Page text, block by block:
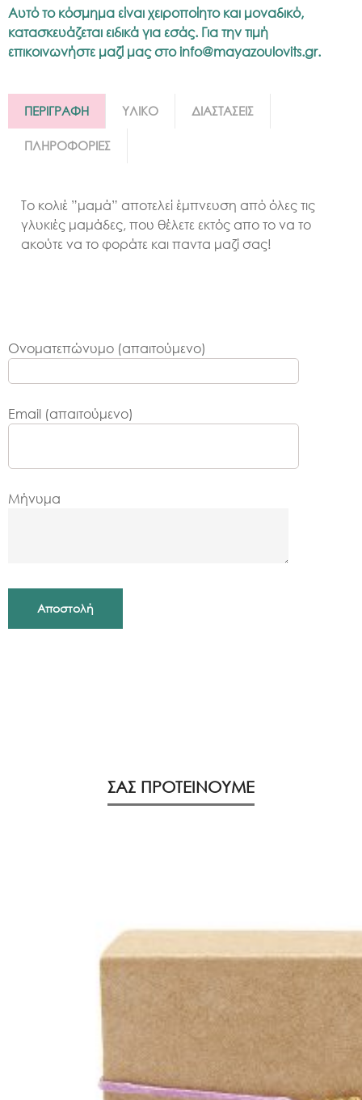
Αυτό το κόσμημα είναι χειροποίητο και μοναδικό,
κατασκευάζεται ειδικά για εσάς. Για την τιμή
επικοινωνήστε μαζί μας στοinfo@mayazoulovits.gr.
ΠΕΡΙΓΡΑΦΗ ΥΛΙΚΟ ΔΙΑΣΤΑΣΕΙΣ
ΠΛΗΡΟΦΟΡΙΕΣ
Το κολιέ ”μαμά” αποτελεί έμπνευση από όλες τις
γλυκιές μαμάδες, που θέλετε εκτός απο το να το
ακούτε να το φοράτε και παντα μαζί σας!
Ονοματεπώνυμο (απαιτούμενο)
Email (απαιτούμενο)
Μήνυμα
ΣΑΣ ΠΡΟΤΕΙΝΟΥΜΕ